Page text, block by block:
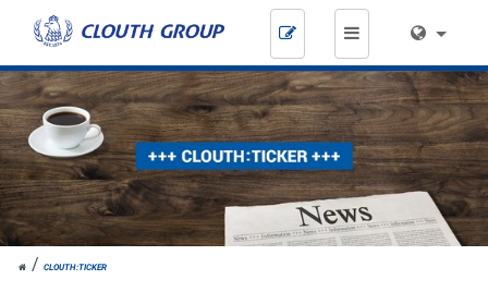
Zum
Inhalt
springen
HOME
CLOUTH:TICKER